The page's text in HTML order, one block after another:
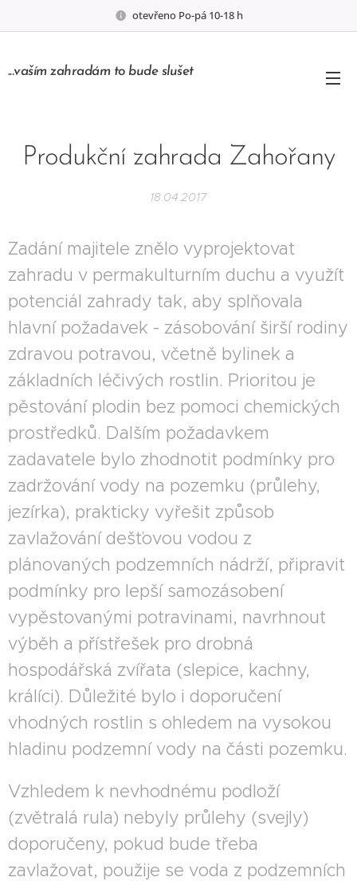
otevřeno Po-pá 10-18 h
...vašímzahradám to bude slušet
Produkční zahrada Zahořany
18.04.2017
Zadání majitele znělo vyprojektovat
zahradu v permakulturním duchu a využít
potenciál zahrady tak, aby splňovala
hlavní požadavek - zásobování širší rodiny
zdravou potravou, včetně bylinek a
základních léčivých rostlin. Prioritou je
pěstování plodin bez pomoci chemických
prostředků. Dalším požadavkem
zadavatele bylo zhodnotit podmínky pro
zadržování vody na pozemku (průlehy,
jezírka), prakticky vyřešit způsob
zavlažování dešťovou vodou z
plánovaných podzemních nádrží, připravit
podmínky pro lepší samozásobení
vypěstovanými potravinami, navrhnout
výběh a přístřešek pro drobná
hospodářská zvířata (slepice, kachny,
králíci). Důležité bylo i doporučení
vhodných rostlin s ohledem na vysokou
hladinu podzemní vody na části pozemku.
Vzhledem k nevhodnému podloží
(zvětralá rula) nebyly průlehy (svejly)
doporučeny, pokud bude třeba
zavlažovat, použije se voda z podzemních